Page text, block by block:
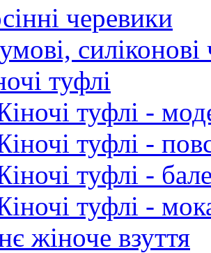
черевики
туфлі
туфлі -
туфлі -
туфлі -
туфлі -
жіноче взуття